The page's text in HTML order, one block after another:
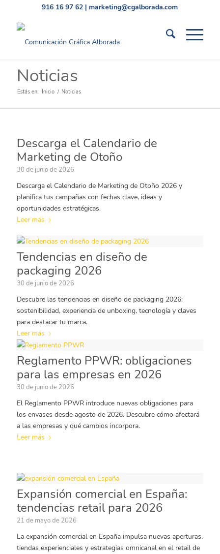
916 16 97 62 | marketing@cgalborada.com
Noticias
Estás en: Inicio / Noticias
Descarga el Calendario de
Marketing de Otoño
30 de junio de 2026
Descarga el Calendario de Marketing de Otoño 2026 y
planifica tus campañas con fechas clave, ideas y
oportunidades estratégicas.
Leer más
Tendencias en diseño de
packaging 2026
30 de junio de 2026
Descubre las tendencias en diseño de packaging 2026:
sostenibilidad, experiencia de unboxing, tecnología y claves
para destacar tu marca.
Leer más
Reglamento PPWR: obligaciones
para las empresas en 2026
30 de junio de 2026
El Reglamento PPWR introduce nuevas obligaciones para
los envases desde agosto de 2026. Descubre cómo afectará
a las empresas y qué cambios incorpora.
Leer más
Expansión comercial en España:
tendencias retail para 2026
21 de mayo de 2026
La expansión comercial en España impulsa nuevas aperturas,
tiendas experienciales y estrategias omnicanal en el retail de